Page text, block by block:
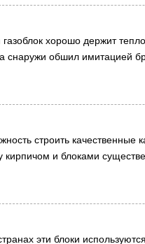
хорошо держит тепло
снаружи обшил имитацией
строить качественные
и блоками
эти блоки